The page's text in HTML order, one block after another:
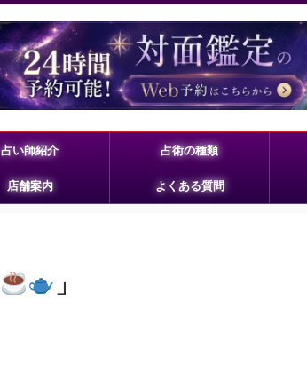
占い師紹介 占術の種類
店舗案内 よくある質問
」